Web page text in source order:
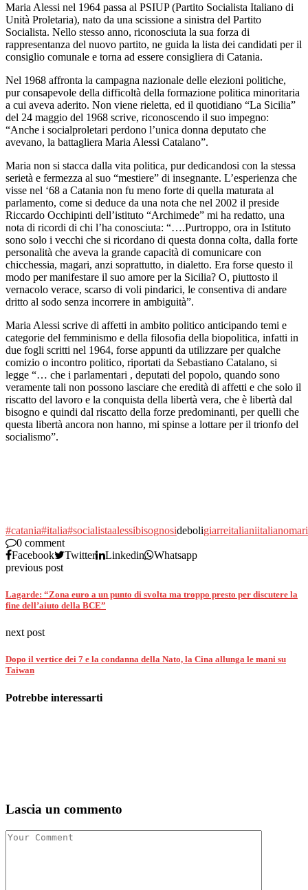
Maria Alessi nel 1964 passa al PSIUP (Partito Socialista Italiano di
Unità Proletaria), nato da una scissione a sinistra del Partito
Socialista. Nello stesso anno, riconosciuta la sua forza di
rappresentanza del nuovo partito, ne guida la lista dei candidati per il
consiglio comunale e torna ad essere consigliera di Catania.
Nel 1968 affronta la campagna nazionale delle elezioni politiche,
pur consapevole della difficoltà della formazione politica minoritaria
a cui aveva aderito. Non viene rieletta, ed il quotidiano “La Sicilia”
del 24 maggio del 1968 scrive, riconoscendo il suo impegno:
“Anche i socialproletari perdono l’unica donna deputato che
avevano, la battagliera Maria Alessi Catalano”.
Maria non si stacca dalla vita politica, pur dedicandosi con la stessa
serietà e fermezza al suo “mestiere” di insegnante. L’esperienza che
visse nel ‘68 a Catania non fu meno forte di quella maturata al
parlamento, come si deduce da una nota che nel 2002 il preside
Riccardo Occhipinti dell’istituto “Archimede” mi ha redatto, una
nota di ricordi di chi l’ha conosciuta: “….Purtroppo, ora in Istituto
sono solo i vecchi che si ricordano di questa donna colta, dalla forte
personalità che aveva la grande capacità di comunicare con
chicchessia, magari, anzi soprattutto, in dialetto. Era forse questo il
modo per manifestare il suo amore per la Sicilia? O, piuttosto il
vernacolo verace, scarso di voli pindarici, le consentiva di andare
dritto al sodo senza incorrere in ambiguità”.
Maria Alessi scrive di affetti in ambito politico anticipando temi e
categorie del femminismo e della filosofia della biopolitica, infatti in
due fogli scritti nel 1964, forse appunti da utilizzare per qualche
comizio o incontro politico, riportati da Sebastiano Catalano, si
legge “… che i parlamentari , deputati del popolo, quando sono
veramente tali non possono lasciare che eredità di affetti e che solo il
riscatto del lavoro e la conquista della libertà vera, che è libertà dal
bisogno e quindi dal riscatto della forze predominanti, per quelli che
questa libertà ancora non hanno, mi spinse a lottare per il trionfo del
socialismo”.
#catania#italia#socialistaalessibisognosideboligiarreitalianiitaliano
0 comment
Facebook
Twitter Linkedin
Whatsapp
previous post
Lagarde: “Zona euro a un punto di svolta ma troppo presto per discutere la
fine dell’aiuto della BCE”
next post
Dopo il vertice dei 7 e la condanna della Nato, la Cina allunga le mani su
Taiwan
Potrebbe interessarti
Lascia un commento